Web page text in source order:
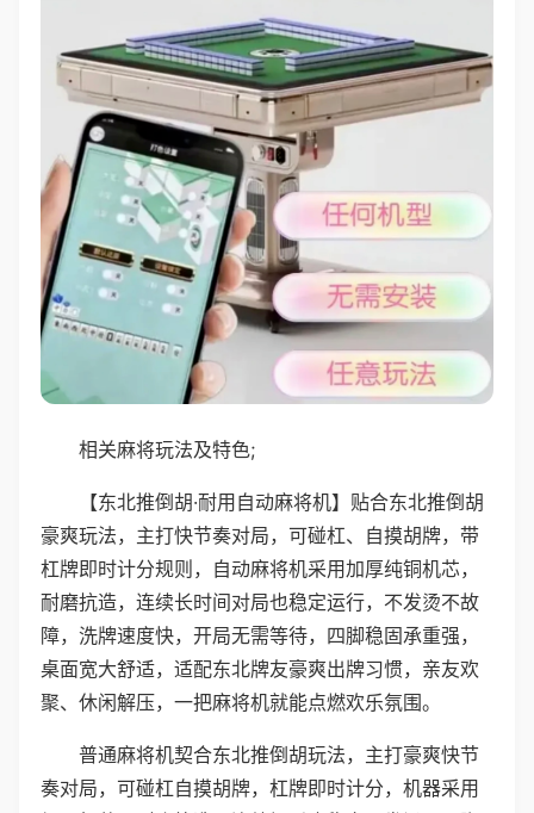
相关麻将玩法及特色;
【东北推倒胡·耐用自动麻将机】贴合东北推倒胡
豪爽玩法，主打快节奏对局，可碰杠、自摸胡牌，带
杠牌即时计分规则，自动麻将机采用加厚纯铜机芯，
耐磨抗造，连续长时间对局也稳定运行，不发烫不故
障，洗牌速度快，开局无需等待，四脚稳固承重强，
桌面宽大舒适，适配东北牌友豪爽出牌习惯，亲友欢
聚、休闲解压，一把麻将机就能点燃欢乐氛围。
普通麻将机契合东北推倒胡玩法，主打豪爽快节
奏对局，可碰杠自摸胡牌，杠牌即时计分，机器采用